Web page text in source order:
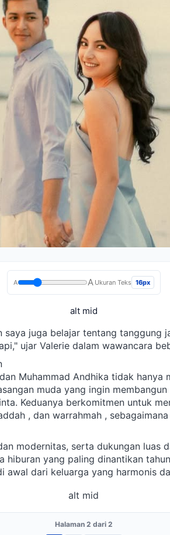
A A Ukuran Teks 16px
alt mid
saya juga belajar tentang tanggung
ujar Valerie dalam wawancara
Muhammad Andhika tidak hanya
muda yang ingin membangun
Keduanya berkomitmen untuk
, dan warrahmah ,
modernitas, serta dukungan luas
hiburan yang paling dinantikan
awal dari keluarga yang harmonis
alt mid
Halaman 2 dari 2